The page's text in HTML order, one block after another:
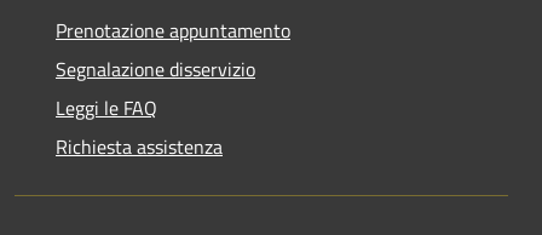
Prenotazione appuntamento
Segnalazione disservizio
Leggi le FAQ
Richiesta assistenza